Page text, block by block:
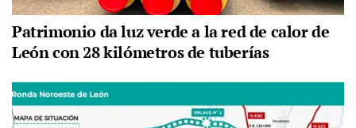
Patrimonio da luz verde a la red de calor de
León con 28 kilómetros de tuberías